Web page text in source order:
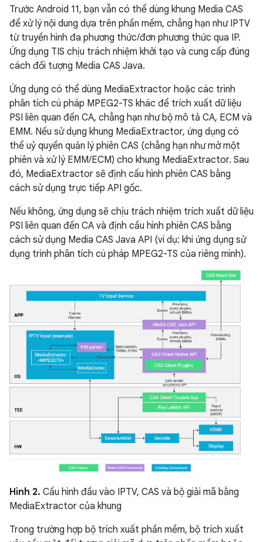
Trước Android 11, bạn vẫn có thể dùng khung Media CAS
để xử lý nội dung dựa trên phần mềm, chẳng hạn như IPTV
từ truyền hình đa phương thức/đơn phương thức qua IP.
Ứng dụng TIS chịu trách nhiệm khởi tạo và cung cấp đúng
cách đối tượng Media CAS Java.
Ứng dụng có thể dùng MediaExtractor hoặc các trình
phân tích cú pháp MPEG2-TS khác để trích xuất dữ liệu
PSI liên quan đến CA, chẳng hạn như bộ mô tả CA, ECM và
EMM. Nếu sử dụng khung MediaExtractor, ứng dụng có
thể uỷ quyền quản lý phiên CAS (chẳng hạn như mở một
phiên và xử lý EMM/ECM) cho khung MediaExtractor. Sau
đó, MediaExtractor sẽ định cấu hình phiên CAS bằng
cách sử dụng trực tiếp API gốc.
Nếu không, ứng dụng sẽ chịu trách nhiệm trích xuất dữ liệu
PSI liên quan đến CA và định cấu hình phiên CAS bằng
cách sử dụng Media CAS Java API (ví dụ: khi ứng dụng sử
dụng trình phân tích cú pháp MPEG2-TS của riêng mình).
Hình 2. Cấu hình đầu vào IPTV, CAS và bộ giải mã bằng
MediaExtractor của khung
Trong trường hợp bộ trích xuất phần mềm, bộ trích xuất